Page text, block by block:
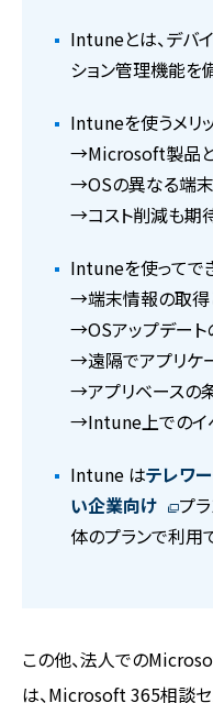
Intuneとは、デバ
ション管理機能を
Intuneを使うメリ
→Microsoft製品
→OSの異なる端
→コスト削減も期
Intuneを使ってで
→端末情報の取
→OSアップデー
→遠隔でアプリケ
→アプリベースの
→Intune上でのイ
Intune はテレワ
い企業向け
プラ
体のプランで利用
この他、法人での
は、Microsoft 365相談